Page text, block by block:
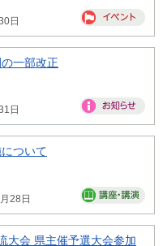
日
一部改正
日
ついて
28日
大会 県主催予選大会参加